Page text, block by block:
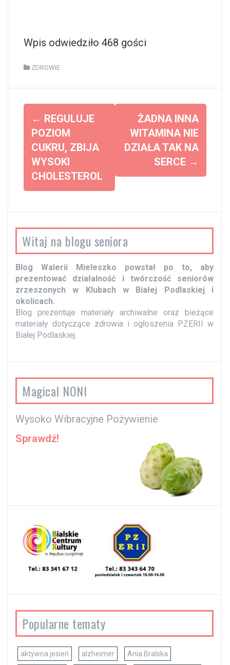
Wpis odwiedziło 468 gości
ZDROWIE
c
p
i
s
y
← REGULUJE
POZIOM
CUKRU, ZBIJA
WYSOKI
CHOLESTEROL
ŻADNA INNA
WITAMINA NIE
DZIAŁA TAK NA
SERCE →
Witaj na blogu seniora
Blog Walerii Mieleszko powstał po to, aby
prezentować działalność i twórczość seniorów
zrzeszonych w Klubach w Białej Podlaskiej i
okolicach.
Blog prezentuje materiały archiwalne oraz bieżące
materiały dotyczące zdrowia i ogłoszenia PZERII w
Białej Podlaskiej.
Magical NONI
Wysoko Wibracyjne Pożywienie
Sprawdź!
Popularne tematy
aktywna jesień alzheimer Ania Bralska